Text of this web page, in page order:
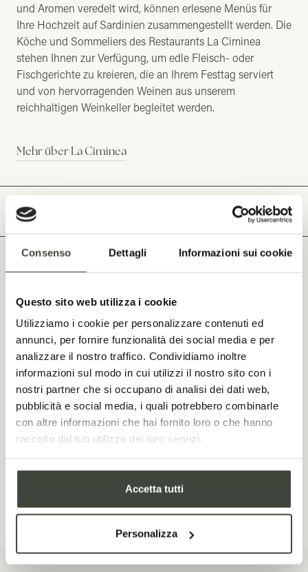
Consenso Dettagli Informazioni sui cookie
Questo sito web utilizza i cookie
Utilizziamo i cookie per personalizzare contenuti ed
annunci, per fornire funzionalità dei social media e per
analizzare il nostro traffico. Condividiamo inoltre
informazioni sul modo in cui utilizzi il nostro sito con i
nostri partner che si occupano di analisi dei dati web,
pubblicità e social media, i quali potrebbero combinarle
con altre informazioni che hai fornito loro o che hanno
raccolto dal tuo utilizzo dei loro servizi.
Accetta tutti
Personalizza
und Aromen veredelt wird, können erlesene Menüs für
Ihre Hochzeit auf Sardinien zusammengestellt werden. Die
Köche und Sommeliers des Restaurants La Ciminea
stehen Ihnen zur Verfügung, um edle Fleisch- oder
Fischgerichte zu kreieren, die an Ihrem Festtag serviert
und von hervorragenden Weinen aus unserem
reichhaltigen Weinkeller begleitet werden.
Mehr über La Ciminea
HOCHZEITEN FIRMIERT VON STAZZO
LU CIACCARU
Veranstaltungen für bis zu 150 Gäste
Aufenthalt für maximal 80 Gäste
Personal Shopper
Mehr anzeigen